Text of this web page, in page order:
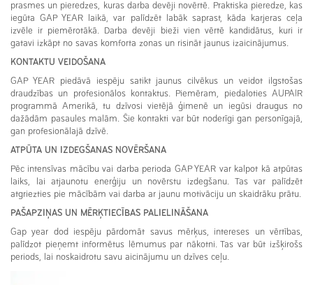
prasmes un pieredzes, kuras darba devēji novērtē. Praktiska pieredze, kas
iegūta GAP YEAR laikā, var palīdzēt labāk saprast, kāda karjeras ceļa
izvēle ir piemērotākā. Darba devēji bieži vien vērtē kandidātus, kuri ir
gatavi izkāpt no savas komforta zonas un risināt jaunus izaicinājumus.
KONTAKTU VEIDOŠANA
GAP YEAR piedāvā iespēju satikt jaunus cilvēkus un veidot ilgstošas
draudzības un profesionālos kontaktus. Piemēram, piedaloties AUPAIR
programmā Amerikā, tu dzīvosi vietējā ģimenē un iegūsi draugus no
dažādām pasaules malām. Šie kontakti var būt noderīgi gan personīgajā,
gan profesionālajā dzīvē.
ATPŪTA UN IZDEGŠANAS NOVĒRŠANA
Pēc intensīvas mācību vai darba perioda GAP YEAR var kalpot kā atpūtas
laiks, lai atjaunotu enerģiju un novērstu izdegšanu. Tas var palīdzēt
atgriezties pie mācībām vai darba ar jaunu motivāciju un skaidrāku prātu.
PAŠAPZIŅAS UN MĒRĶTIECĪBAS PALIELINĀŠANA
Gap year dod iespēju pārdomāt savus mērķus, intereses un vērtības,
palīdzot pieņemt informētus lēmumus par nākotni. Tas var būt izšķirošs
periods, lai noskaidrotu savu aicinājumu un dzīves ceļu.